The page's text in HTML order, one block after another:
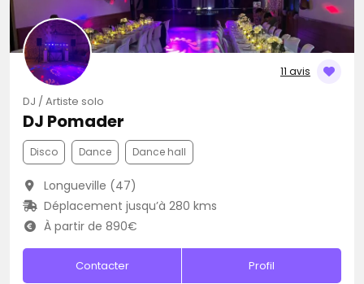
11 avis
DJ / Artiste solo
DJ Pomader
Disco Dance Dance hall
Longueville (47)
Déplacement jusqu’à 280 kms
À partir de 890€
Contacter Profil